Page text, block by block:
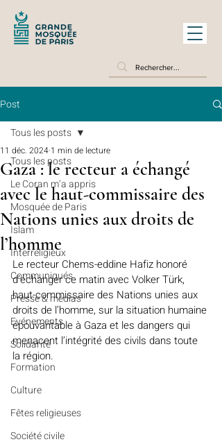
Post
Tous les posts
Le Coran m’a appris
Mosquée de Paris
Islam
Interreligieux
Communiqués
Presse & médias
Evénements
Solidarité
Formation
Culture
Fêtes religieuses
Société civile
Tous les posts
Gaza : le recteur a échangé
avec le haut-commissaire des
Nations unies aux droits de
l’homme
11 déc. 2024 1 min de lecture
Le recteur Chems-eddine Hafiz honoré
d’échanger ce matin avec Volker Türk,
haut-commissaire des Nations unies aux
droits de l’homme, sur la situation humaine
épouvantable à Gaza et les dangers qui
menacent l’intégrité des civils dans toute
la région.